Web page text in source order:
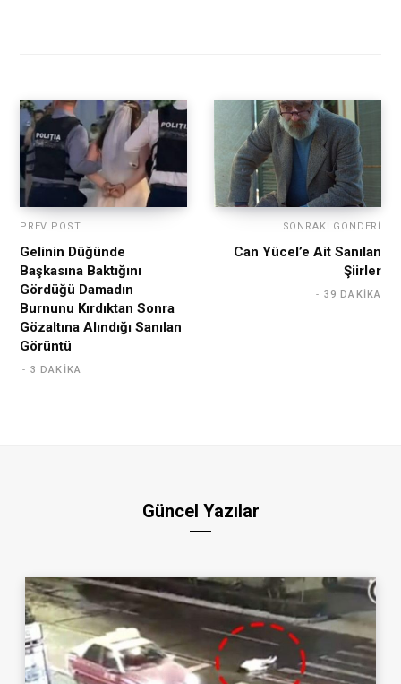
PREV POST
Gelinin Düğünde
Başkasına Baktığını
Gördüğü Damadın
Burnunu Kırdıktan Sonra
Gözaltına Alındığı Sanılan
Görüntü
3 DAKIKA
SONRAKI GÖNDERI
Can Yücel’e Ait Sanılan
Şiirler
39 DAKIKA
Güncel Yazılar